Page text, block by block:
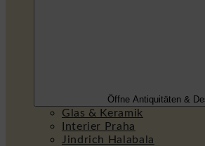
Öffne Antiquitäten &
Glas & Keramik
Interier Praha
Jindrich Halabala